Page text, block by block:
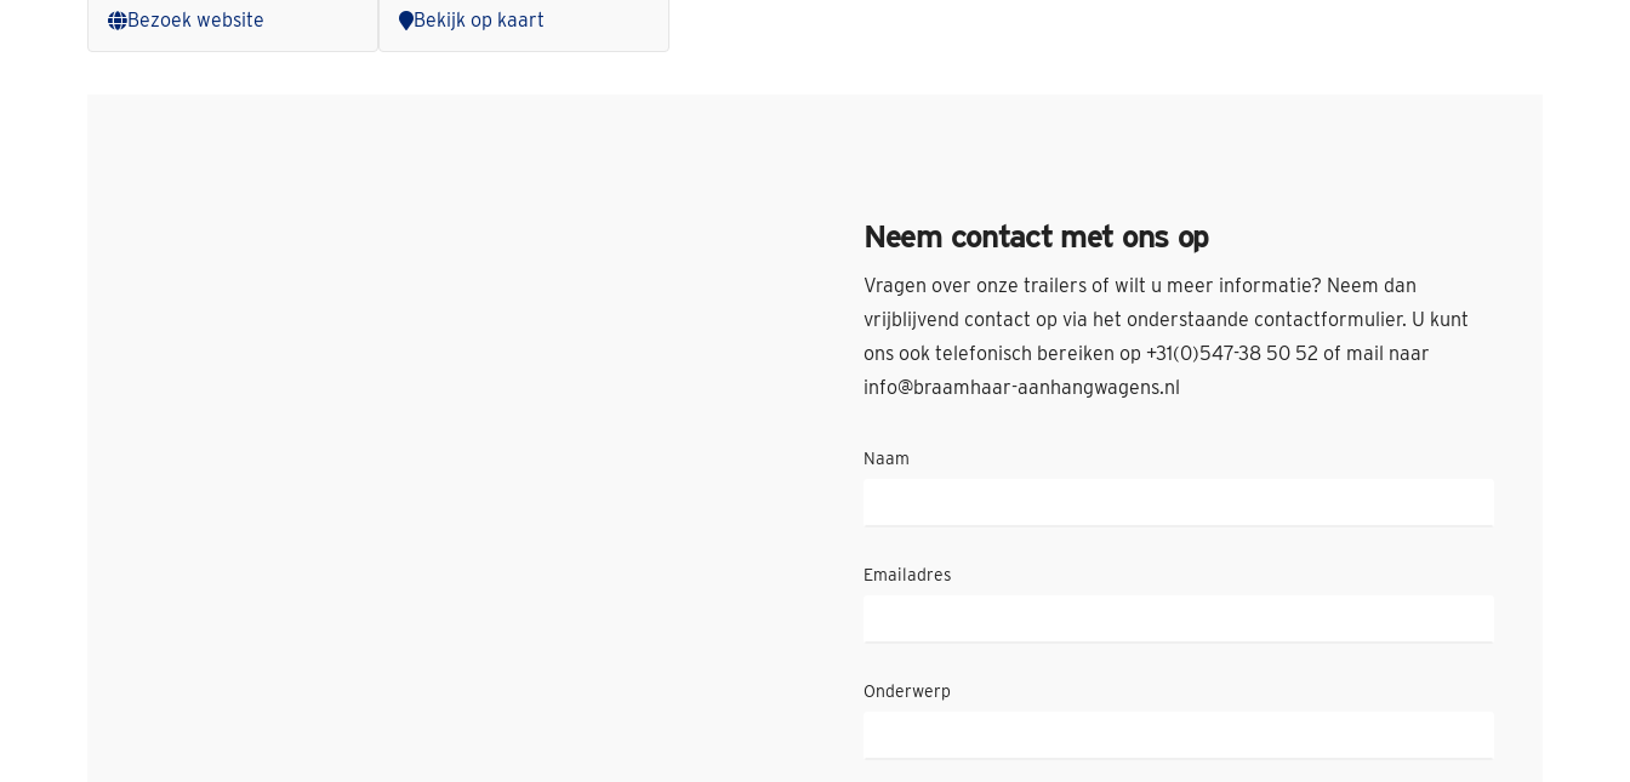
Bezoek website Bekijk op kaart
Neem contact met ons op
Vragen over onze trailers of wilt u meer informatie? Neem dan
vrijblijvend contact op via het onderstaande contactformulier. U kunt
ons ook telefonisch bereiken op +31(0)547-38 50 52 of mail naar
info@braamhaar-aanhangwagens.nl
Naam
Emailadres
Onderwerp